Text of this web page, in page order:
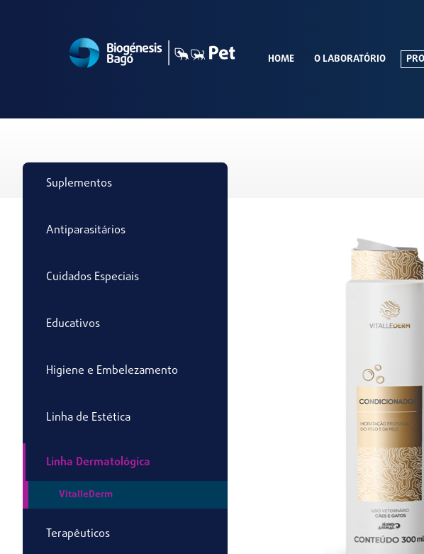
HOME O LABORATÓRIO
Suplementos
Antiparasitários
Cuidados Especiais
Educativos
Higiene e Embelezamento
Linha de Estética
Linha Dermatológica
VitalleDerm
Terapêuticos